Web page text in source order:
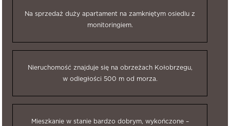
Na sprzedaż duży apartament na zamkniętym osiedlu z
monitoringiem.
Nieruchomość znajduje się na obrzeżach Kołobrzegu,
w odległości 500 m od morza.
Mieszkanie w stanie bardzo dobrym, wykończone –